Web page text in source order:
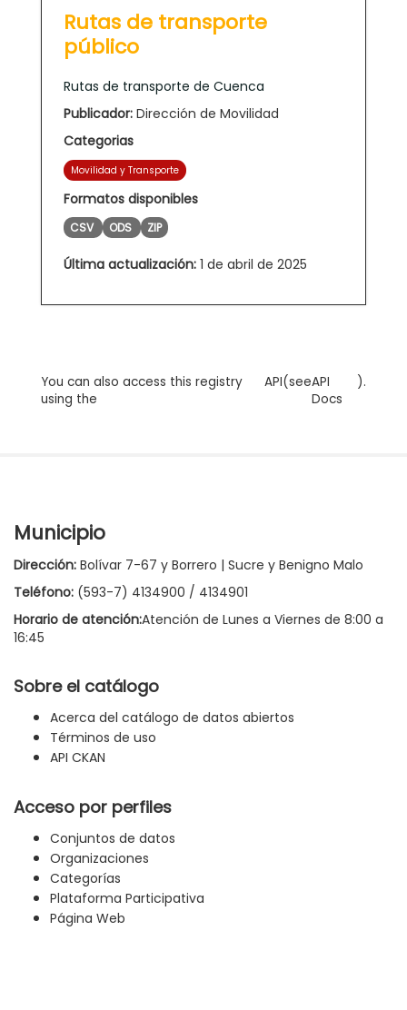
Rutas de transporte
público
Rutas de transporte de Cuenca
Publicador: Dirección de Movilidad
Categorias
Movilidad y Transporte
Formatos disponibles
CSV ODS ZIP
Última actualización: 1 de abril de 2025
You can also access this registry
using the
API(seeAPI
Docs
).
Municipio
Dirección: Bolívar 7-67 y Borrero | Sucre y Benigno Malo
Teléfono: (593-7) 4134900 / 4134901
Horario de atención:Atención de Lunes a Viernes de 8:00 a
16:45
Sobre el catálogo
Acerca del catálogo de datos abiertos
Términos de uso
API CKAN
Acceso por perfiles
Conjuntos de datos
Organizaciones
Categorías
Plataforma Participativa
Página Web